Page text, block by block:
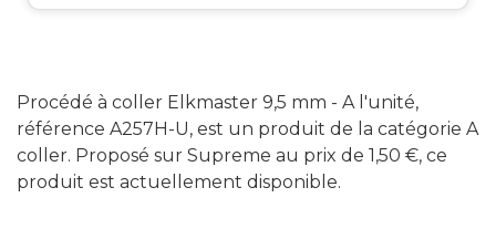
Procédé à coller Elkmaster 9,5 mm - A l'unité,
référence A257H-U, est un produit de la catégorie A
coller. Proposé sur Supreme au prix de 1,50 €, ce
produit est actuellement disponible.